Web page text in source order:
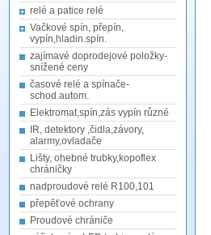
relé a patice relé
Vačkové spín, přepín,
vypín,hladin.spín.
zajímavé doprodejové položky-
snížené ceny
časové relé a spínače-
schod.autom.
Elektromat,spín,zás vypín různé
IR, detektory ,čidla,závory,
alarmy,ovladače
Lišty, ohebné trubky,kopoflex
chráničky
nadproudové relé R100,101
přepěťové ochrany
Proudové chrániče